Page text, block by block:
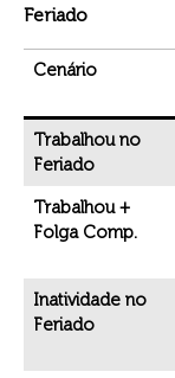
Feriado
Cenário
Trabalhou no
Feriado
Trabalhou +
Folga Comp.
Inatividade no
Feriado